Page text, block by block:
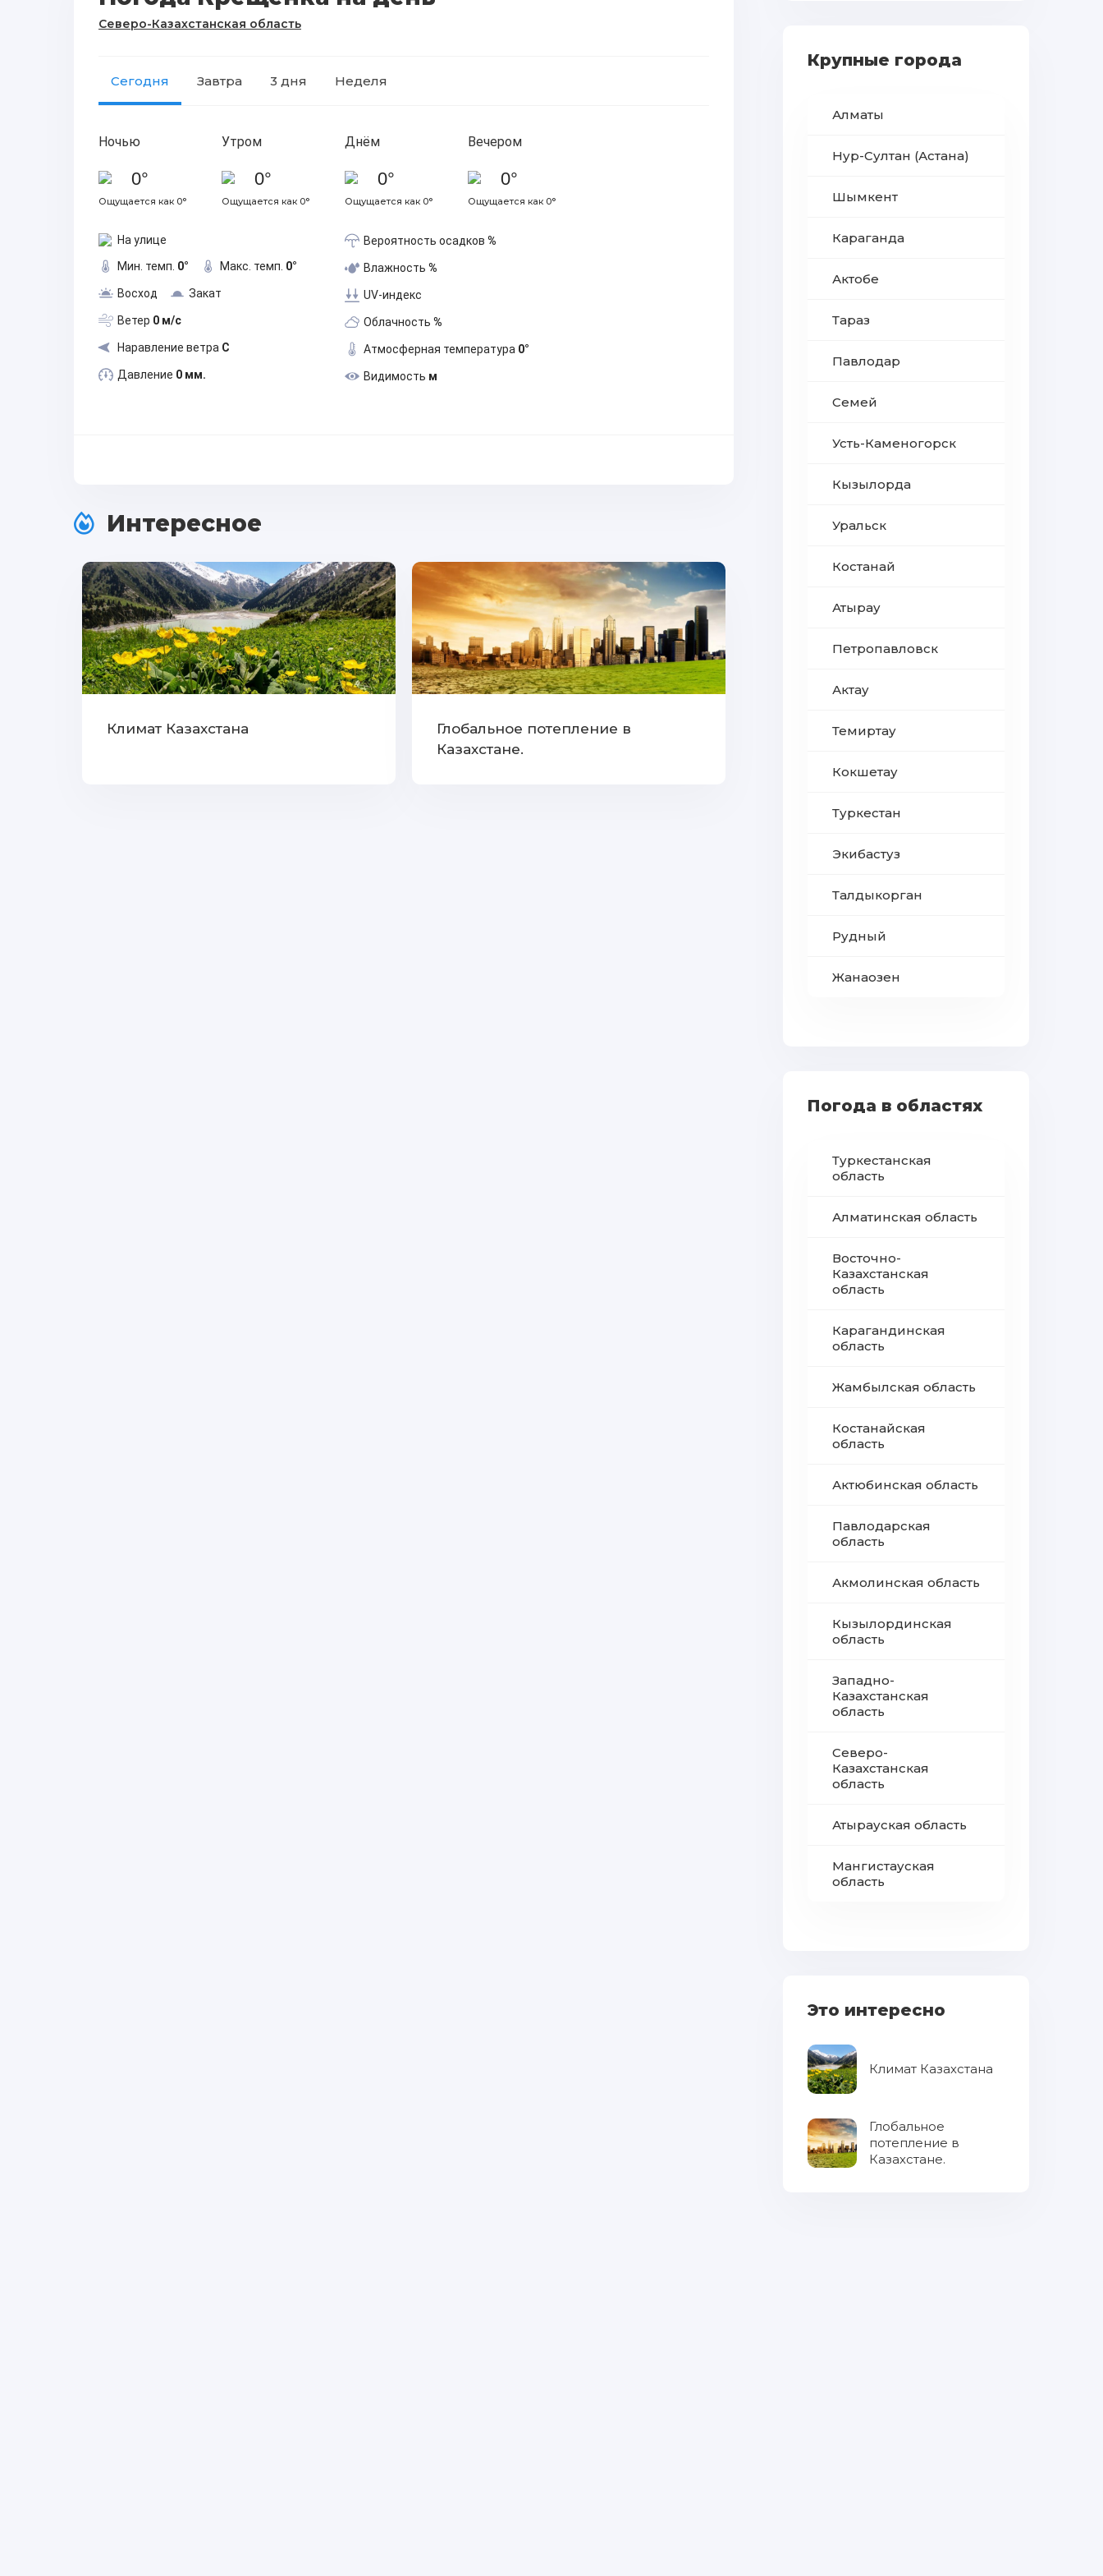
Северо-Казахстанская область
Сегодня Завтра 3 дня Неделя
Ночью
0°
Ощущается как 0°
Утром
0°
Ощущается как 0°
Днём
0°
Ощущается как 0°
Вечером
0°
Ощущается как 0°
На улице
Мин. темп. 0° Макс. темп. 0°
Восход Закат
Ветер 0 м/с
Наравление ветра С
Давление 0 мм.
Вероятность осадков %
Влажность %
UV-индекс
Облачность %
Атмосферная температура 0°
Видимость м
Интересное
Климат Казахстана
Глобальное потепление в
Казахстане.
Крупные города
Алматы
Нур-Султан (Астана)
Шымкент
Караганда
Актобе
Тараз
Павлодар
Семей
Усть-Каменогорск
Кызылорда
Уральск
Костанай
Атырау
Петропавловск
Актау
Темиртау
Кокшетау
Туркестан
Экибастуз
Талдыкорган
Рудный
Жанаозен
Погода в областях
Туркестанская
область
Алматинская область
Восточно-
Казахстанская
область
Карагандинская
область
Жамбылская область
Костанайская
область
Актюбинская область
Павлодарская
область
Акмолинская область
Кызылординская
область
Западно-
Казахстанская
область
Северо-
Казахстанская
область
Атырауская область
Мангистауская
область
Это интересно
Климат Казахстана
Глобальное
потепление в
Казахстане.